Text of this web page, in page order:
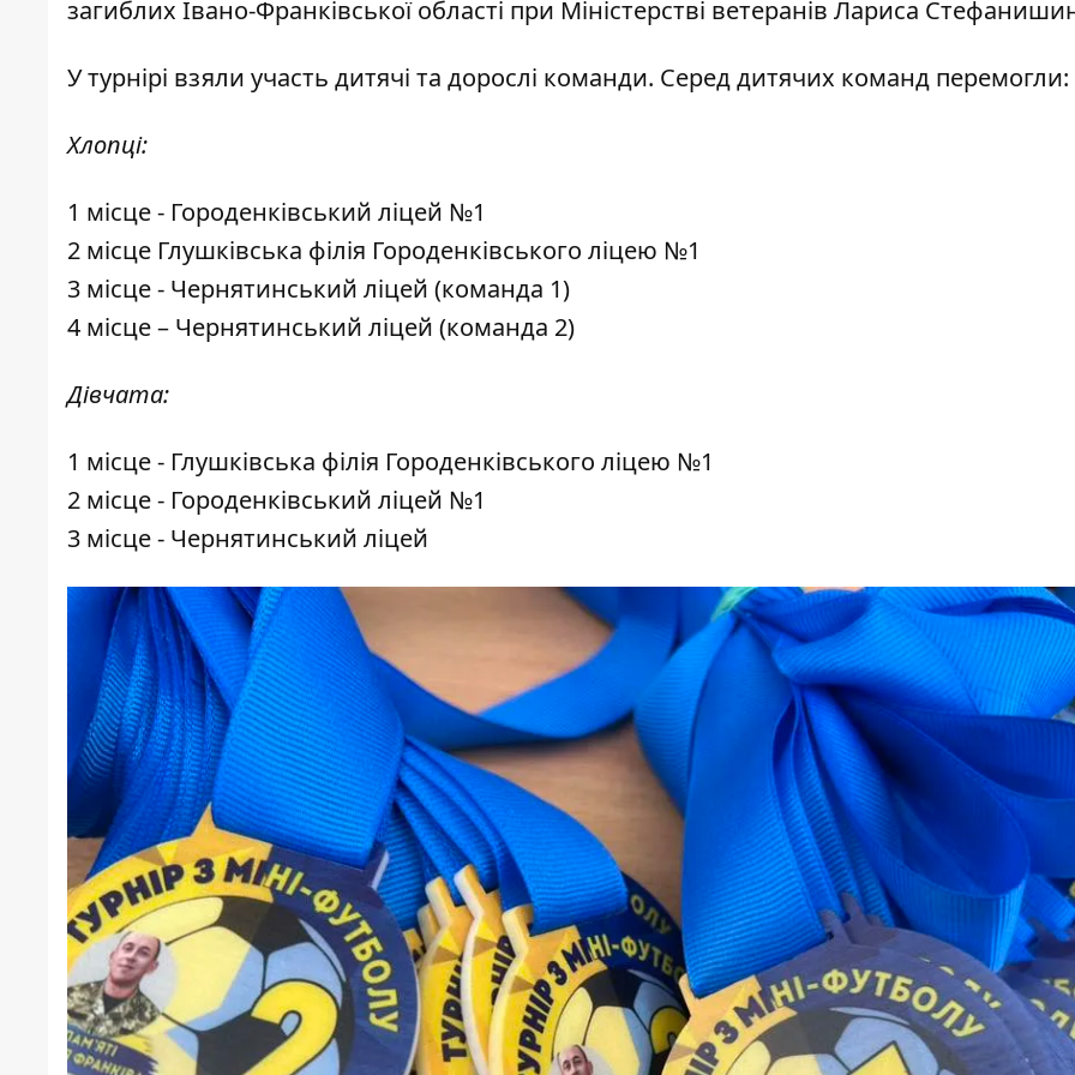
загиблих Івано-Франківської області при Міністерстві ветеранів Лариса
У турнірі взяли участь дитячі та дорослі команди. Серед дитячих команд перемогли:
Хлопці:
1 місце - Городенківський ліцей №1
2 місце Глушківська філія Городенківського ліцею №1
3 місце - Чернятинський ліцей (команда 1)
4 місце – Чернятинський ліцей (команда 2)
Дівчата:
1 місце - Глушківська філія Городенківського ліцею №1
2 місце - Городенківський ліцей №1
3 місце - Чернятинський ліцей